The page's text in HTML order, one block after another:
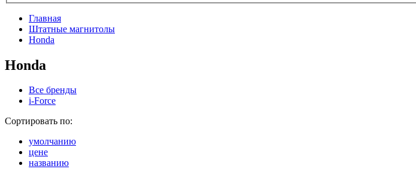
Главная
Штатные магнитолы
Honda
Honda
Все бренды
i-Force
Сортировать по:
умолчанию
цене
названию